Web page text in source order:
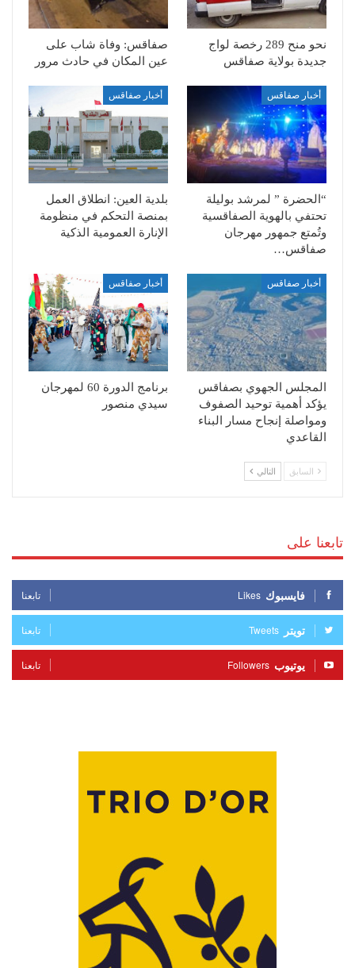
نحو منح 289 رخصة لواج
جديدة بولاية صفاقس
صفاقس: وفاة شاب على
عين المكان في حادث مرور
أخبار صفاقس
“الحضرة ” لمرشد بوليلة
تحتفي بالهوية الصفاقسية
وتُمتع جمهور مهرجان
صفاقس…
أخبار صفاقس
بلدية العين: انطلاق العمل
بمنصة التحكم في منظومة
الإنارة العمومية الذكية
أخبار صفاقس
المجلس الجهوي بصفاقس
يؤكد أهمية توحيد الصفوف
ومواصلة إنجاح مسار البناء
القاعدي
أخبار صفاقس
برنامج الدورة 60 لمهرجان
سيدي منصور
السابق التالي
تابعنا على
فايسبوك Likes تابعنا
تويتر Tweets تابعنا
يوتيوب Followers تابعنا